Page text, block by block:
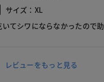
サイズ：XL
てシワにならなかったので
レビューをもっと見る